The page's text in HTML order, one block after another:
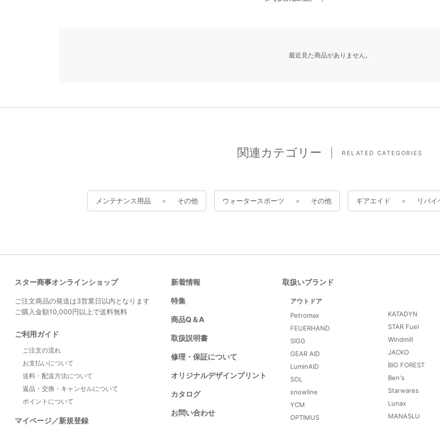
最近見た商品がありません。
関連カテゴリー RELATED CATEGORIES
メンテナンス用品 ＞ その他 ウォータースポーツ ＞ その他 ギアエイド ＞ リバイ
スター商事オンラインショップ
ご注文商品の発送は3営業日以内となります
ご購入金額10,000円以上で送料無料
ご利用ガイド
ご注文の流れ
お支払いについて
送料・配送方法について
返品・交換・キャンセルについて
ポイントについて
マイページ／新規登録
新着情報
特集
商品Q＆A
取扱説明書
修理・保証について
オリジナルデザインプリント
カタログ
お問い合わせ
取扱いブランド
アウトドア
Petromax
FEUERHAND
SIGG
GEAR AID
LuminAID
SOL
snowline
YCM
OPTIMUS
KATADYN
STAR Fuel
Windmill
JACKO
BIG FOREST
Ben's
Starwares
Lunax
MANASLU